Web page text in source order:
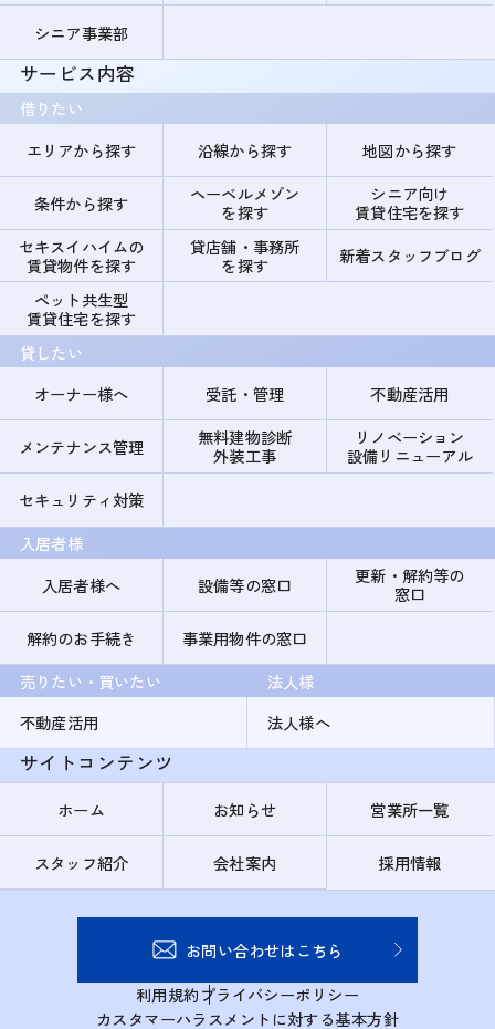
シニア事業部
サービス内容
借りたい
エリアから探す
沿線から探す 地図から探す
条件から探す
ヘーベルメゾン
を探す
シニア向け
賃貸住宅を探す
セキスイハイムの
賃貸物件を探す
貸店舗・事務所
を探す
新着スタッフブログ
ペット共生型
賃貸住宅を探す
貸したい
オーナー様へ
受託・管理 不動産活用
メンテナンス管理
無料建物診断
外装工事
リノベーション
設備リニューアル
セキュリティ対策
入居者様
入居者様へ
設備等の窓口
更新・解約等の
窓口
解約のお手続き
事業用物件の窓口
売りたい・買いたい
不動産活用
法人様
法人様へ
サイトコンテンツ
ホーム お知らせ 営業所一覧
スタッフ紹介 会社案内 採用情報
お問い合わせはこちら
利用規約プライバシーポリシー
カスタマーハラスメントに対する基本方針